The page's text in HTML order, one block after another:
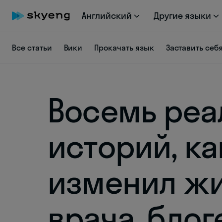
Английский Другие языки
Все статьи Вики Прокачать язык Заставить
Восемь
историй,
изменил